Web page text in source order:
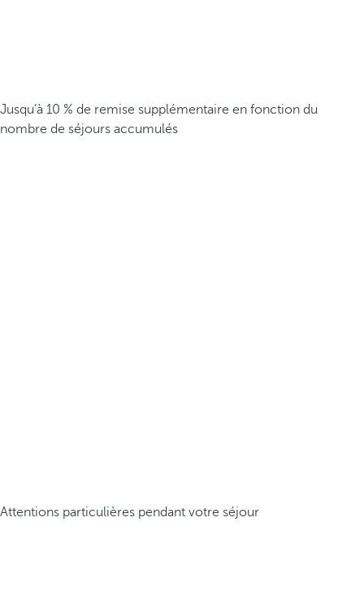
Jusqu’à 10 % de remise supplémentaire en fonction du
nombre de séjours accumulés
Attentions particulières pendant votre séjour